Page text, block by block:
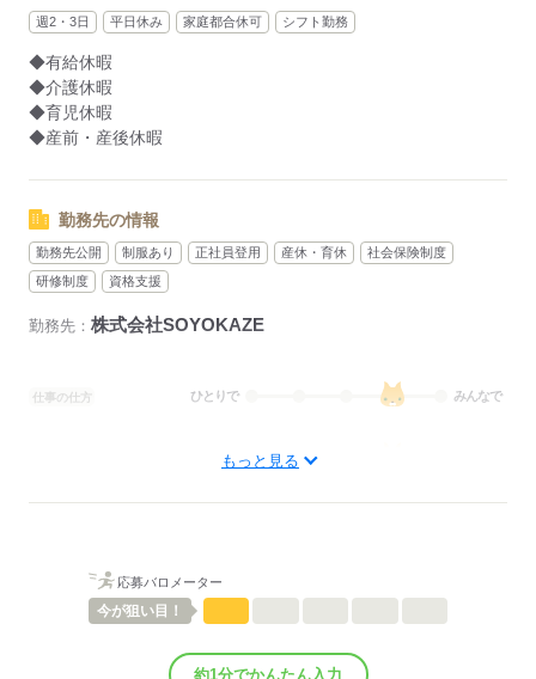
週2・3日 平日休み 家庭都合休可 シフト勤務
◆有給休暇
◆介護休暇
◆育児休暇
◆産前・産後休暇
勤務先の情報
勤務先公開 制服あり 正社員登用 産休・育休
社会保険制度
研修制度
資格支援
勤務先： 株式会社SOYOKAZE
仕事の仕方 ひとりで みんなで
しずか
◆社会保険完備（雇用、労災、健康、厚生年金）
◆予防接種補助金制度
◆各種研修制度
◆食事補助
もっと見る
応募バロメーター
今が狙い目！
約1分でかんたん入力